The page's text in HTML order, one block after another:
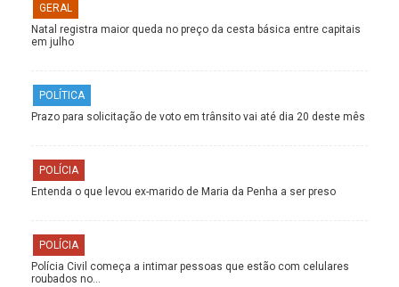
GERAL
Natal registra maior queda no preço da cesta básica entre capitais
em julho
POLÍTICA
Prazo para solicitação de voto em trânsito vai até dia 20 deste mês
POLÍCIA
Entenda o que levou ex-marido de Maria da Penha a ser preso
POLÍCIA
Polícia Civil começa a intimar pessoas que estão com celulares
roubados no…